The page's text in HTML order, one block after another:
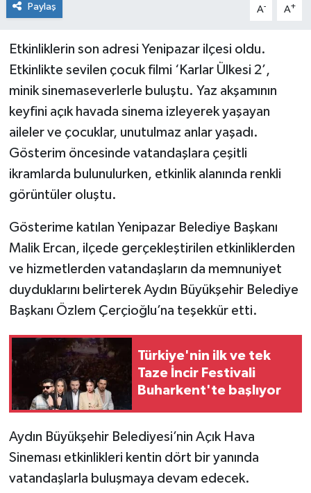
Paylaş A- A+
Etkinliklerin son adresi Yenipazar ilçesi oldu.
Etkinlikte sevilen çocuk filmi ‘Karlar Ülkesi 2’,
minik sinemaseverlerle buluştu. Yaz akşamının
keyfini açık havada sinema izleyerek yaşayan
aileler ve çocuklar, unutulmaz anlar yaşadı.
Gösterim öncesinde vatandaşlara çeşitli
ikramlarda bulunulurken, etkinlik alanında renkli
görüntüler oluştu.
Gösterime katılan Yenipazar Belediye Başkanı
Malik Ercan, ilçede gerçekleştirilen etkinliklerden
ve hizmetlerden vatandaşların da memnuniyet
duyduklarını belirterek Aydın Büyükşehir Belediye
Başkanı Özlem Çerçioğlu’na teşekkür etti.
Türkiye'nin ilk ve tek
Taze İncir Festivali
Buharkent'te başlıyor
Aydın Büyükşehir Belediyesi’nin Açık Hava
Sineması etkinlikleri kentin dört bir yanında
vatandaşlarla buluşmaya devam edecek.